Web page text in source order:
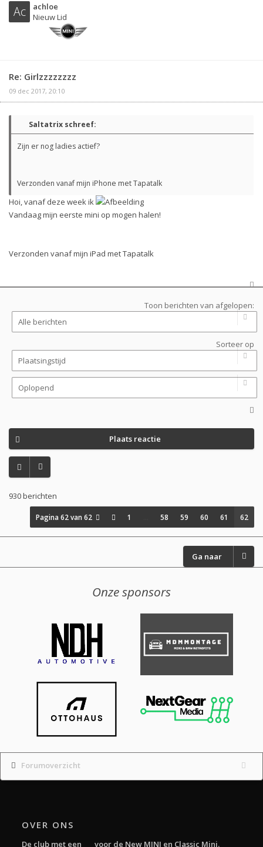
Ac
achloe
Nieuw Lid
Re: Girlzzzzzzzz
09 dec 2017, 20:10
Saltatrix schreef:
Zijn er nog ladies actief?
Verzonden vanaf mijn iPhone met Tapatalk
Hoi, vanaf deze week ik
Vandaag mijn eerste mini op mogen halen!
Verzonden vanaf mijn iPad met Tapatalk
Toon berichten van afgelopen:
Sorteer op
Plaats reactie
930 berichten
Pagina62van62 1 58 59 60 61 62
Ga naar
Onze sponsors
Forumoverzicht
OVER ONS
De club met een voor de New MINI en Classic Mini.